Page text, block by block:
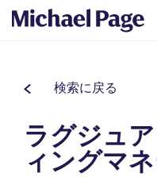
検索に戻る
ラグジュ
ィングマ